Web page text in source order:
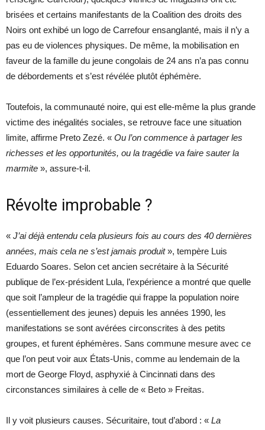
brisées et certains manifestants de la Coalition des droits des
Noirs ont exhibé un logo de Carrefour ensanglanté, mais il n’y a
pas eu de violences physiques. De même, la mobilisation en
faveur de la famille du jeune congolais de 24 ans n’a pas connu
de débordements et s’est révélée plutôt éphémère.
Toutefois, la communauté noire, qui est elle-même la plus grande
victime des inégalités sociales, se retrouve face une situation
limite, affirme Preto Zezé. « Ou l’on commence à partager les
richesses et les opportunités, ou la tragédie va faire sauter la
marmite », assure-t-il.
Révolte improbable ?
« J’ai déjà entendu cela plusieurs fois au cours des 40 dernières
années, mais cela ne s’est jamais produit», tempère Luis
Eduardo Soares. Selon cet ancien secrétaire à la Sécurité
publique de l’ex-président Lula, l’expérience a montré que quelle
que soit l’ampleur de la tragédie qui frappe la population noire
(essentiellement des jeunes) depuis les années 1990, les
manifestations se sont avérées circonscrites à des petits
groupes, et furent éphémères. Sans commune mesure avec ce
que l’on peut voir aux États-Unis, comme au lendemain de la
mort de George Floyd, asphyxié à Cincinnati dans des
circonstances similaires à celle de « Beto » Freitas.
Il y voit plusieurs causes. Sécuritaire, tout d’abord : « La